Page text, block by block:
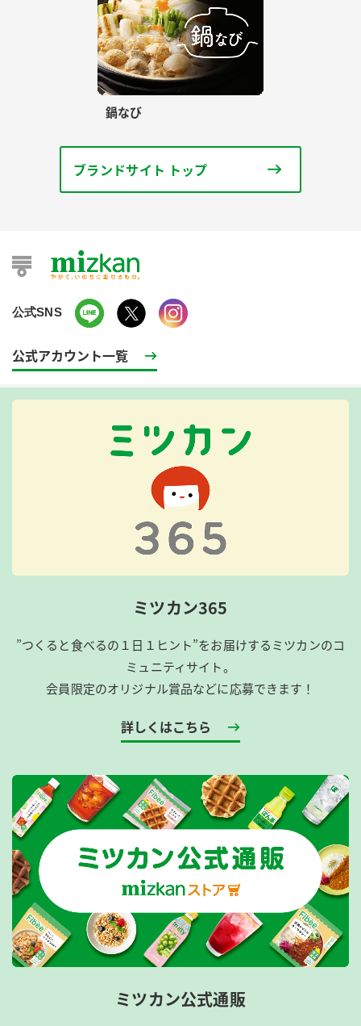
鍋なび
ブランドサイト トップ
公式SNS
公式アカウント一覧
ミツカン365
”つくると食べるの１日１ヒント”をお届けするミツカンのコ
ミュニティサイト。
会員限定のオリジナル賞品などに応募できます！
詳しくはこちら
ミツカン公式通販